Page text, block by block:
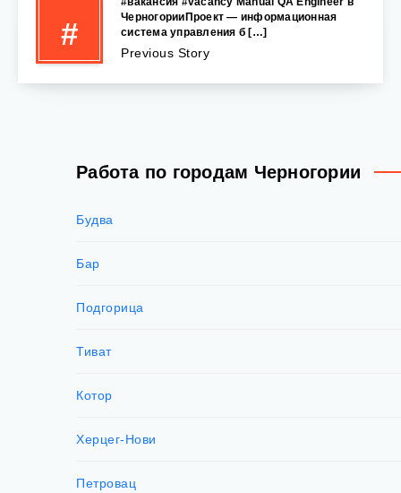
#
ЧерногорииПроект — информационная
система управления б […]
Previous Story
Работа по городам Черногории
Будва
Бар
Подгорица
Тиват
Котор
Херцег-Нови
Петровац